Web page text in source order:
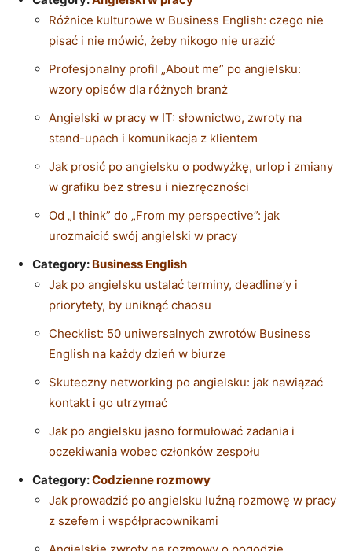
Różnice kulturowe w Business English: czego nie
pisać i nie mówić, żeby nikogo nie urazić
Profesjonalny profil „About me” po angielsku:
wzory opisów dla różnych branż
Angielski w pracy w IT: słownictwo, zwroty na
stand-upach i komunikacja z klientem
Jak prosić po angielsku o podwyżkę, urlop i zmiany
w grafiku bez stresu i niezręczności
Od „I think” do „From my perspective”: jak
urozmaicić swój angielski w pracy
Category: Business English
Jak po angielsku ustalać terminy, deadline’y i
priorytety, by uniknąć chaosu
Checklist: 50 uniwersalnych zwrotów Business
English na każdy dzień w biurze
Skuteczny networking po angielsku: jak nawiązać
kontakt i go utrzymać
Jak po angielsku jasno formułować zadania i
oczekiwania wobec członków zespołu
Category:Codzienne rozmowy
Jak prowadzić po angielsku luźną rozmowę w pracy
z szefem i współpracownikami